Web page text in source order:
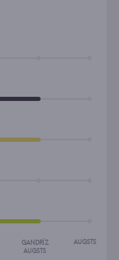
GANDRĪZ
AUGSTS
AUGSTS